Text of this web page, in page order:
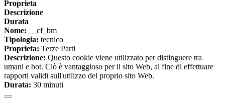
Proprieta
Descrizione
Durata
Nome: __cf_bm
Tipologia: tecnico
Proprieta: Terze Parti
Descrizione: Questo cookie viene utilizzato per distinguere tra
umani e bot. Ciò è vantaggioso per il sito Web, al fine di effettuare
rapporti validi sull'utilizzo del proprio sito Web.
Durata: 30 minuti